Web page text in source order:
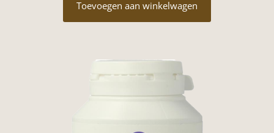
Toevoegen aan winkelwagen